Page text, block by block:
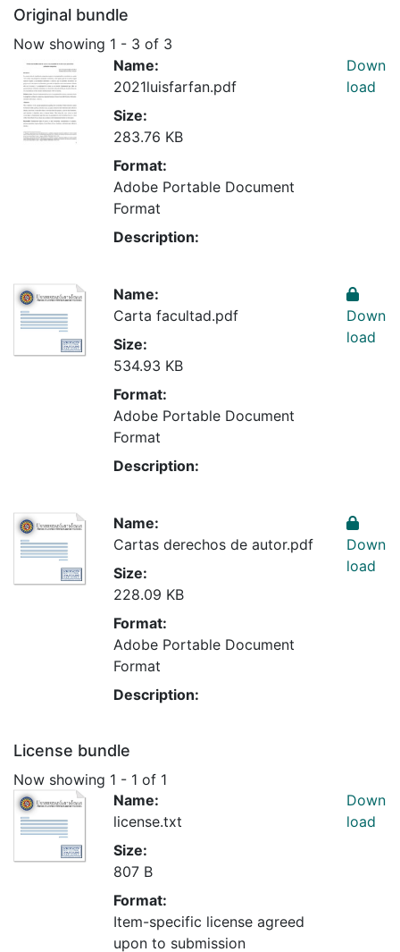
Original bundle
Now showing 1 - 3 of 3
Name:
2021luisfarfan.pdf
Size:
283.76 KB
Format:
Adobe Portable Document
Format
Description:
Down
load
Name:
Carta facultad.pdf
Size:
534.93 KB
Format:
Adobe Portable Document
Format
Description:
Down
load
Name:
Cartas derechos de autor.pdf
Size:
228.09 KB
Format:
Adobe Portable Document
Format
Description:
Down
load
License bundle
Now showing 1 - 1 of 1
Name:
license.txt
Size:
807 B
Format:
Item-specific license agreed
upon to submission
Down
load